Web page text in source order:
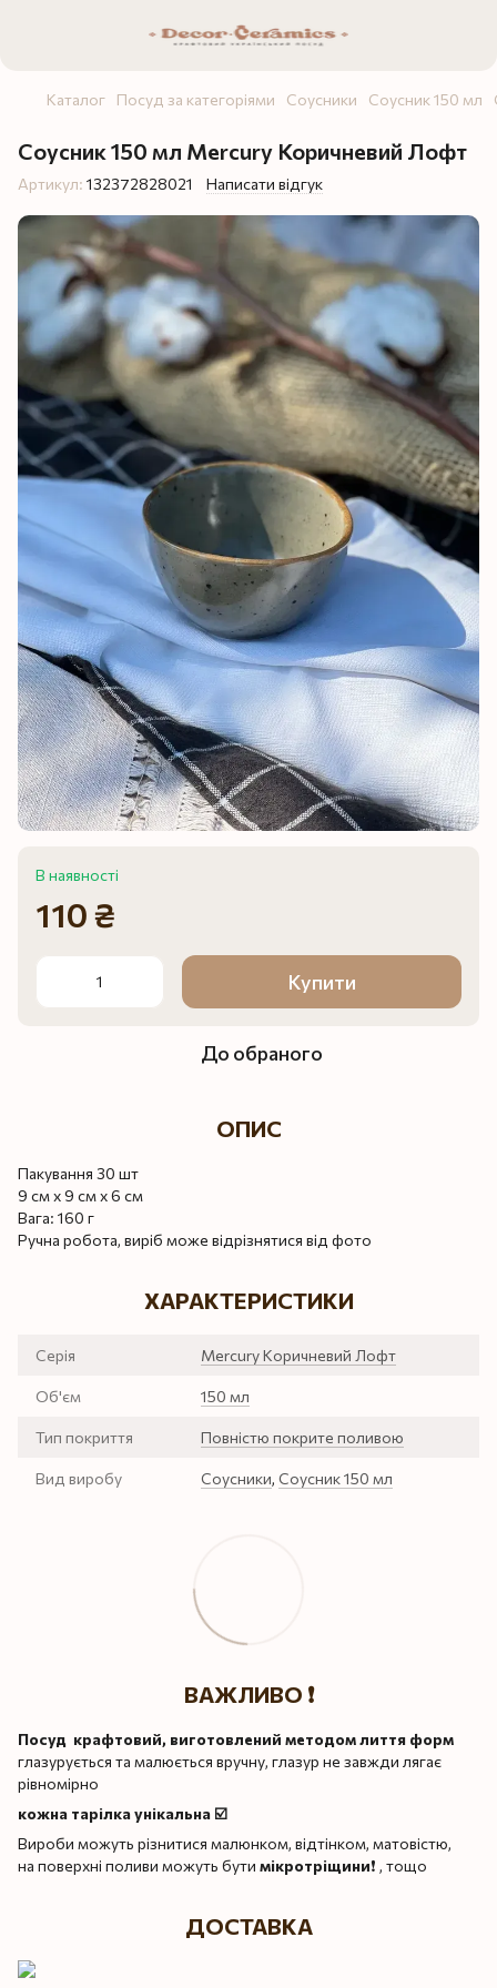
Каталог Посуд за категоріями Соусники Соусник 150 мл
Соусник 150 мл Mercury Коричневий Лофт
Артикул: 132372828021 Написати відгук
В наявності
110 ₴
Купити
До обраного
ОПИС
Пакування 30 шт
9 см х 9 см х 6 см
Вага: 160 г
Ручна робота, виріб може відрізнятися від фото
ХАРАКТЕРИСТИКИ
Серія Mercury Коричневий Лофт
Об'єм 150 мл
Тип покриття Повністю покрите поливою
Вид виробу Соусники, Соусник 150 мл
ВАЖЛИВО ❗️
Посуд крафтовий, виготовлений методом лиття форм
глазурується та малюється вручну, глазур не завжди лягає
рівномірно
кожна тарілка унікальна ☑️
Вироби можуть різнитися малюнком, відтінком, матовістю,
на поверхні поливи можуть бути мікротріщини❗️ , тощо
ДОСТАВКА